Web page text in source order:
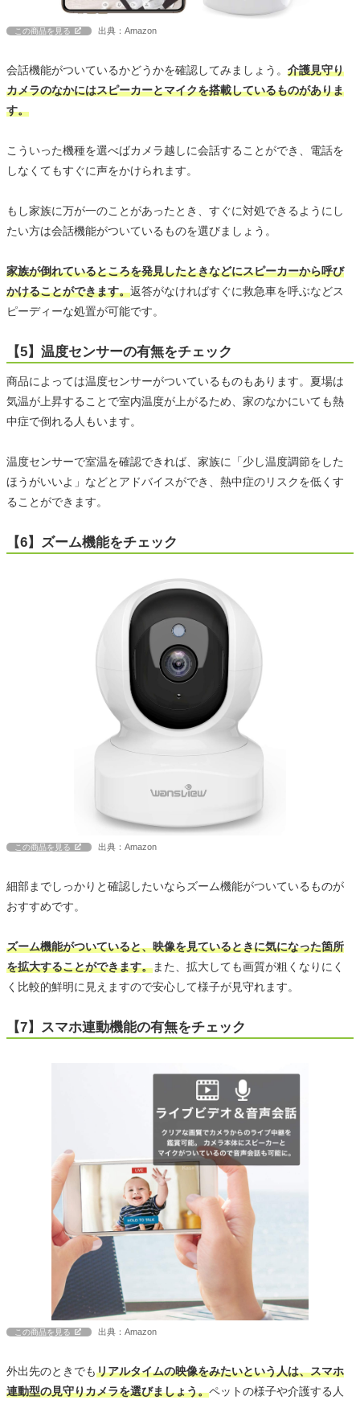
この商品を見る 出典：Amazon
会話機能がついているかどうかを確認してみましょう。 介護見守り
カメラのなかにはスピーカーとマイクを搭載しているものがありま
す。
こういった機種を選べばカメラ越しに会話することができ、電話を
しなくてもすぐに声をかけられます。
もし家族に万が一のことがあったとき、すぐに対処できるようにし
たい方は会話機能がついているものを選びましょう。
家族が倒れているところを発見したときなどにスピーカーから呼び
かけることができます。返答がなければすぐに救急車を呼ぶなどス
ピーディーな処置が可能です。
【5】温度センサーの有無をチェック
商品によっては温度センサーがついているものもあります。夏場は
気温が上昇することで室内温度が上がるため、家のなかにいても熱
中症で倒れる人もいます。
温度センサーで室温を確認できれば、家族に「少し温度調節をした
ほうがいいよ」などとアドバイスができ、熱中症のリスクを低くす
ることができます。
【6】ズーム機能をチェック
この商品を見る 出典：Amazon
細部までしっかりと確認したいならズーム機能がついているものが
おすすめです。
ズーム機能がついていると、映像を見ているときに気になった箇所
を拡大することができます。また、拡大しても画質が粗くなりにく
く比較的鮮明に見えますので安心して様子が見守れます。
【7】スマホ連動機能の有無をチェック
この商品を見る 出典：Amazon
外出先のときでもリアルタイムの映像をみたいという人は、スマホ
連動型の見守りカメラを選びましょう。ペットの様子や介護する人